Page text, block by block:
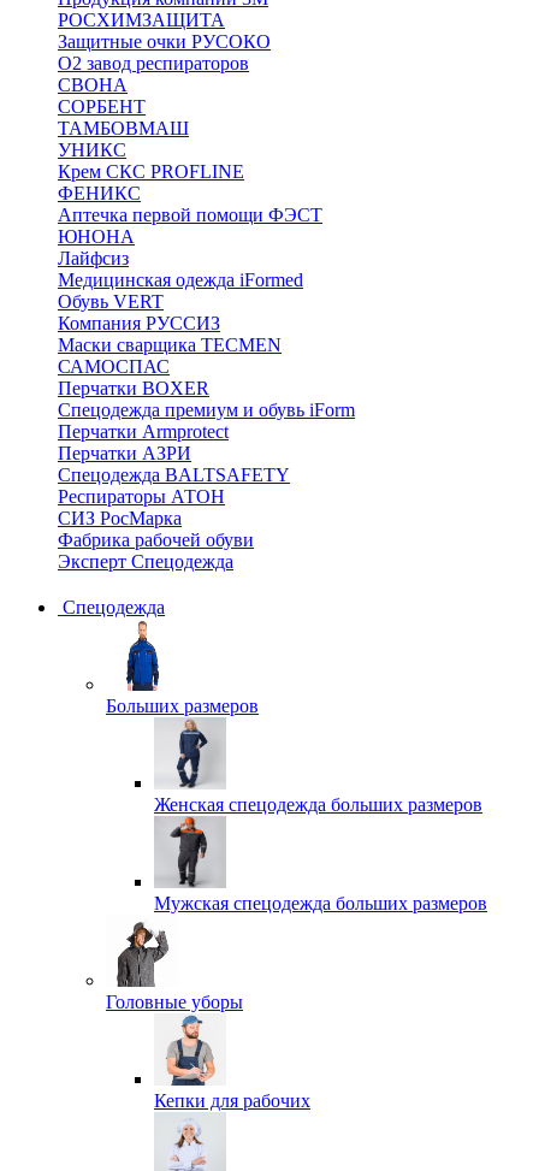
РОСХИМЗАЩИТА
Защитные очки РУСОКО
О2 завод респираторов
СВОНА
СОРБЕНТ
ТАМБОВМАШ
УНИКС
Крем СКС PROFLINE
ФЕНИКС
Аптечка первой помощи ФЭСТ
ЮНОНА
Лайфсиз
Медицинская одежда iFormed
Обувь VERT
Компания РУССИЗ
Маски сварщика TECMEN
САМОСПАС
Перчатки BOXER
Спецодежда премиум и обувь iForm
Перчатки Armprotect
Перчатки АЗРИ
Спецодежда BALTSAFETY
Респираторы АТОН
СИЗ РосМарка
Фабрика рабочей обуви
Эксперт Спецодежда
Спецодежда
Больших размеров
Женская спецодежда больших размеров
Мужская спецодежда больших размеров
Головные уборы
Кепки для рабочих